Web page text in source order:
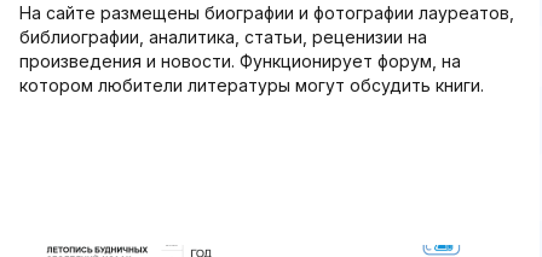
На сайте размещены биографии и фотографии лауреатов,
библиографии, аналитика, статьи, реценизии на
произведения и новости. Функционирует форум, на
котором любители литературы могут обсудить книги.